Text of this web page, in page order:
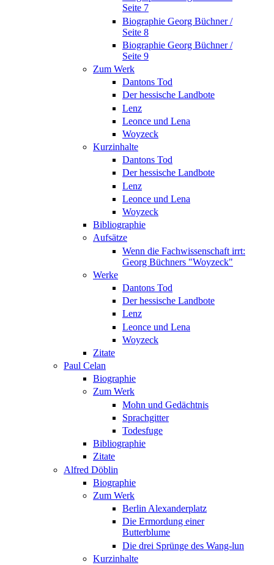
Seite 7
Biographie Georg Büchner /
Seite 8
Biographie Georg Büchner /
Seite 9
Zum Werk
Dantons Tod
Der hessische Landbote
Lenz
Leonce und Lena
Woyzeck
Kurzinhalte
Dantons Tod
Der hessische Landbote
Lenz
Leonce und Lena
Woyzeck
Bibliographie
Aufsätze
Wenn die Fachwissenschaft irrt:
Georg Büchners "Woyzeck"
Werke
Dantons Tod
Der hessische Landbote
Lenz
Leonce und Lena
Woyzeck
Zitate
Paul Celan
Biographie
Zum Werk
Mohn und Gedächtnis
Sprachgitter
Todesfuge
Bibliographie
Zitate
Alfred Döblin
Biographie
Zum Werk
Berlin Alexanderplatz
Die Ermordung einer
Butterblume
Die drei Sprünge des Wang-lun
Kurzinhalte